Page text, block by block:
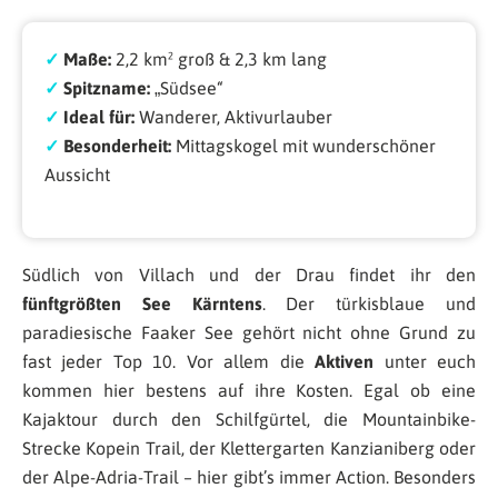
✓ Maße: 2,2 km² groß & 2,3 km lang
✓ Spitzname: „Südsee“
✓ Ideal für: Wanderer, Aktivurlauber
✓ Besonderheit: Mittagskogel mit wunderschöner
Aussicht
Südlich von Villach und der Drau findet ihr den
fünftgrößten See Kärntens. Der türkisblaue und
paradiesische Faaker See gehört nicht ohne Grund zu
fast jeder Top 10. Vor allem dieAktiven unter euch
kommen hier bestens auf ihre Kosten. Egal ob eine
Kajaktour durch den Schilfgürtel, die Mountainbike-
Strecke Kopein Trail, der Klettergarten Kanzianiberg oder
der Alpe-Adria-Trail – hier gibt’s immer Action. Besonders